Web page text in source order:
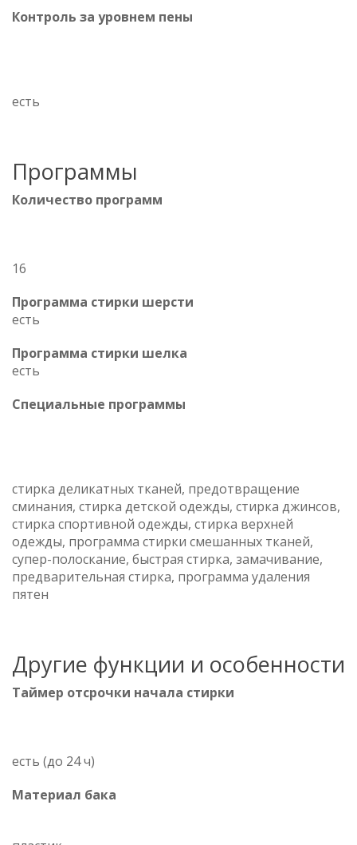
Контроль за уровнем пены
есть
Программы
Количество программ
16
Программа стирки шерсти
есть
Программа стирки шелка
есть
Специальные программы
стирка деликатных тканей, предотвращение
сминания, стирка детской одежды, стирка джинсов,
стирка спортивной одежды, стирка верхней
одежды, программа стирки смешанных тканей,
супер-полоскание, быстрая стирка, замачивание,
предварительная стирка, программа удаления
пятен
Другие функции и особенности
Таймер отсрочки начала стирки
есть (до 24 ч)
Материал бака